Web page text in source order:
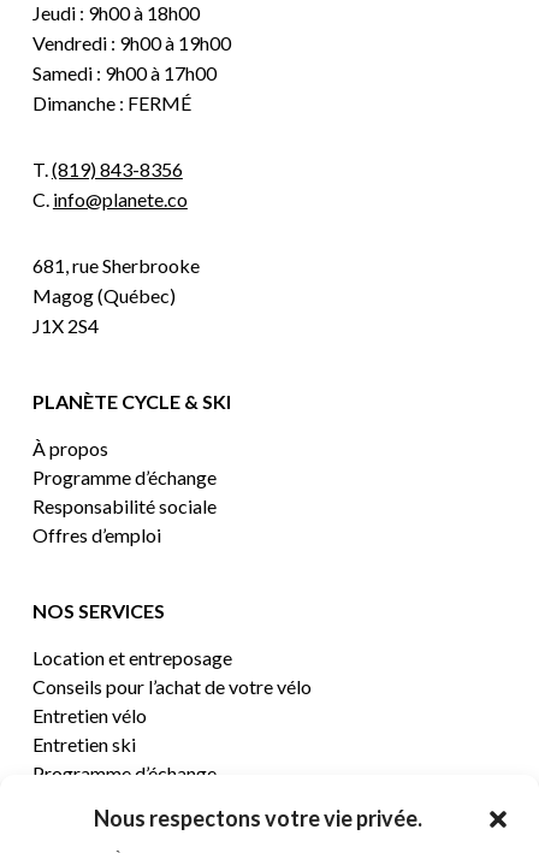
Nous respectons votre vie privée.
Jeudi : 9h00 à 18h00
Vendredi : 9h00 à 19h00
Samedi : 9h00 à 17h00
Dimanche : FERMÉ
T.(819) 843-8356
C. info@planete.co
681, rue Sherbrooke
Magog (Québec)
J1X 2S4
PLANÈTE CYCLE & SKI
À propos
Programme d’échange
Responsabilité sociale
Offres d’emploi
NOS SERVICES
Location et entreposage
Conseils pour l’achat de votre vélo
Entretien vélo
Entretien ski
Programme d’échange